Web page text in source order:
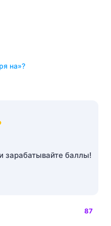
на»?
зарабатывайте баллы!
87